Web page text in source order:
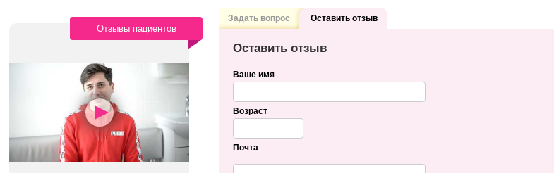
Отзывы пациентов
Задать вопрос Оставить отзыв
Оставить отзыв
Ваше имя
Возраст
Почта